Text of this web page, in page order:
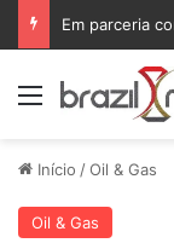
Menu
Início /Oil & Gas
Oil & Gas